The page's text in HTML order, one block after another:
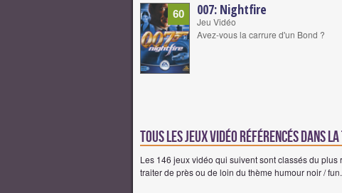
60 007: Nightfire
Jeu Vidéo
Avez-vous la carrure d'un Bond ?
Tous les jeux vidéo référencés dans
Les 146 jeux vidéo qui suivent sont classés du
traiter de près ou de loin du thème humour noir / fun.